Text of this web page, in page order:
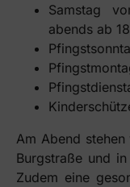
Samstag
abends ab
Am Abend
Burgstraße und
Zudem eine